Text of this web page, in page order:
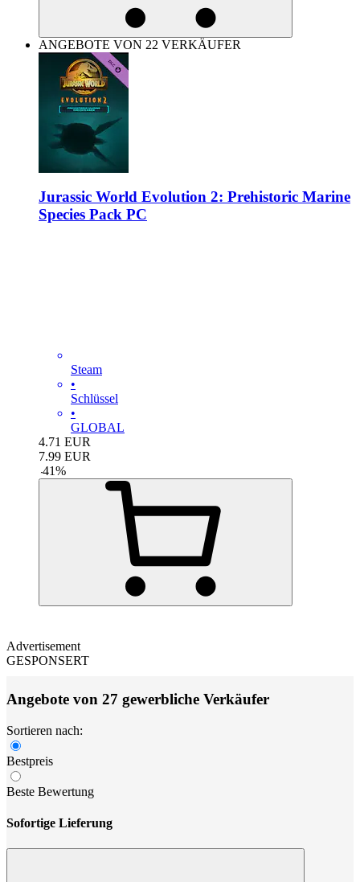
ANGEBOTE VON 22 VERKÄUFER
Jurassic World Evolution 2: Prehistoric Marine
Species Pack PC
Steam
•
Schlüssel
•
GLOBAL
4.71 EUR
7.99 EUR
-41%
Advertisement
GESPONSERT
Angebote von 27 gewerbliche Verkäufer
Sortieren nach:
Bestpreis
Beste Bewertung
Sofortige Lieferung